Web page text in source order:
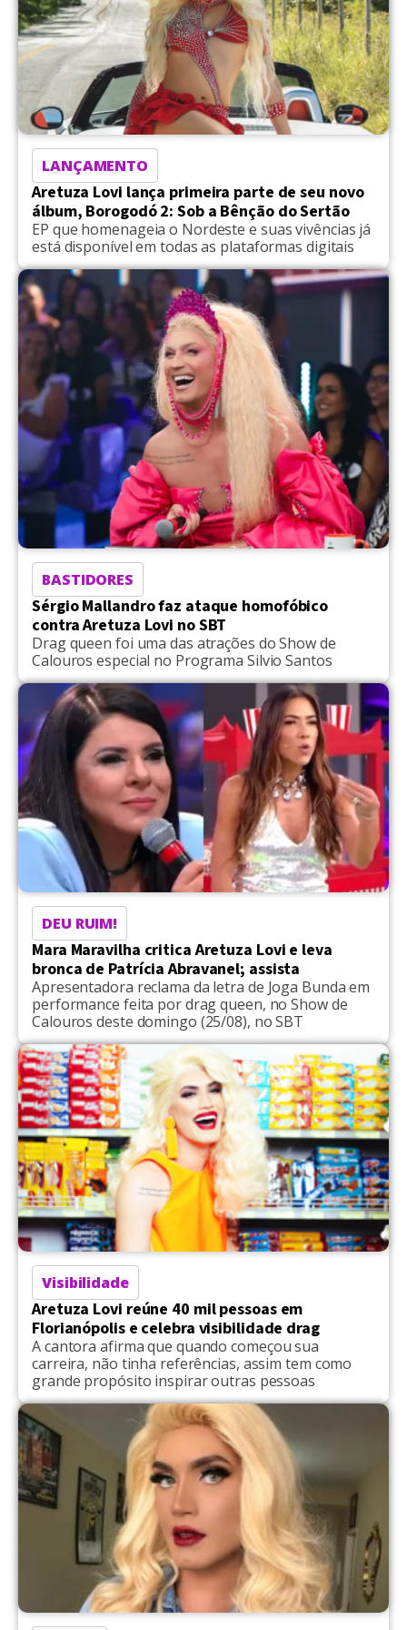
LANÇAMENTO
Aretuza Lovi lança primeira parte de seu novo
álbum, Borogodó 2: Sob a Bênção do Sertão
EP que homenageia o Nordeste e suas vivências já
está disponível em todas as plataformas digitais
BASTIDORES
Sérgio Mallandro faz ataque homofóbico
contra Aretuza Lovi no SBT
Drag queen foi uma das atrações do Show de
Calouros especial no Programa Silvio Santos
DEU RUIM!
Mara Maravilha critica Aretuza Lovi e leva
bronca de Patrícia Abravanel; assista
Apresentadora reclama da letra de Joga Bunda em
performance feita por drag queen, no Show de
Calouros deste domingo (25/08), no SBT
Visibilidade
Aretuza Lovi reúne 40 mil pessoas em
Florianópolis e celebra visibilidade drag
A cantora afirma que quando começou sua
carreira, não tinha referências, assim tem como
grande propósito inspirar outras pessoas